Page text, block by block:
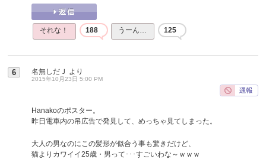
それな！ 188 うーん… 125
6 名無しだＪ より
2015年10月23日 5:00 PM
Hanakoのポスター。
昨日電車内の吊広告で発見して、めっちゃ見てしまった。
大人の男なのにこの髪形が似合う事も驚きだけど、
猫よりカワイイ25歳・男って･･･すごいわな～ｗｗｗ